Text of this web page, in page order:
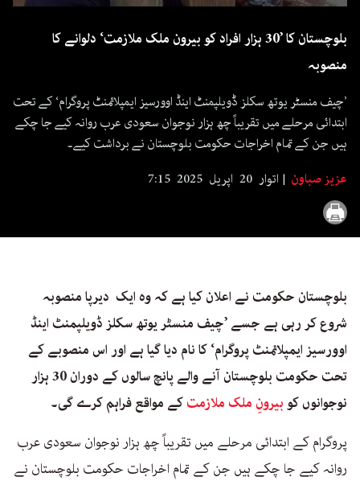
بلوچستان کا ’30 ہزار افراد کو بیرون ملک ملازمت‘ دلوانے کا
منصوبہ
’چیف منسٹر یوتھ سکلز ڈویلپمنٹ اینڈ اوورسیز ایمپلائمنٹ پروگرام‘ کے تحت
ابتدائی مرحلے میں تقریباً چھ ہزار نوجوان سعودی عرب روانہ کیے جا چکے
ہیں جن کے تمام اخراجات حکومت بلوچستان نے برداشت کیے۔
عزیز صباون
اتوار 20 اپریل 2025 7:15
بلوچستان حکومت نے اعلان کیا ہے کہ وہ ایک دیرپا منصوبہ
شروع کر رہی ہے جسے ’چیف منسٹر یوتھ سکلز ڈویلپمنٹ اینڈ
اوورسیز ایمپلائمنٹ پروگرام‘ کا نام دیا گیا ہے اور اس منصوبے کے
تحت حکومت بلوچستان آنے والے پانچ سالوں کے دوران 30 ہزار
نوجوانوں کو بیرونِ ملک ملازمتکے مواقع فراہم کرے گی۔
پروگرام کے ابتدائی مرحلے میں تقریباً چھ ہزار نوجوان سعودی عرب
روانہ کیے جا چکے ہیں جن کے تمام اخراجات حکومت بلوچستان نے